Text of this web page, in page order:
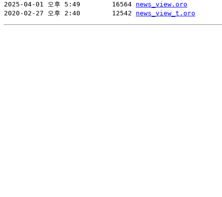
2025-04-01 오후 5:49        16564 news_view.oro
2020-02-27 오후 2:40        12542 news_view_t.oro